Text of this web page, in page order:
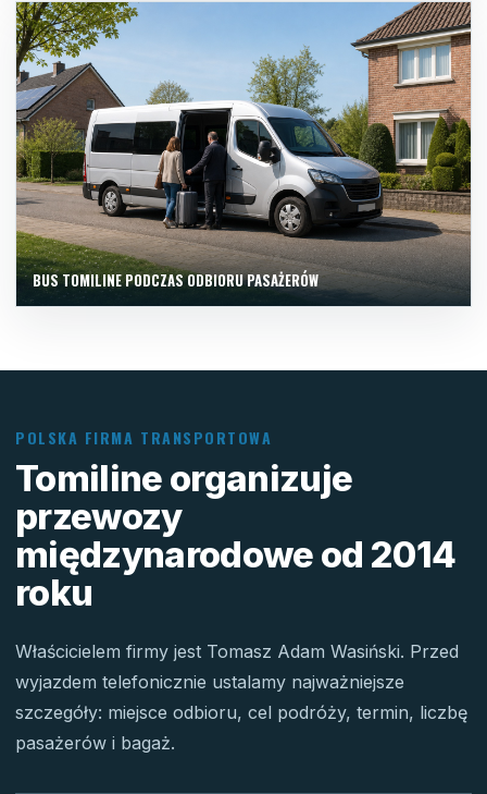
BUS TOMILINE PODCZAS ODBIORU PASAŻERÓW
POLSKA FIRMA TRANSPORTOWA
Tomiline organizuje
przewozy
międzynarodowe od 2014
roku
Właścicielem firmy jest Tomasz Adam Wasiński. Przed
wyjazdem telefonicznie ustalamy najważniejsze
szczegóły: miejsce odbioru, cel podróży, termin, liczbę
pasażerów i bagaż.